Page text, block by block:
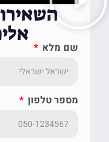
שם מלא
מספר טלפון